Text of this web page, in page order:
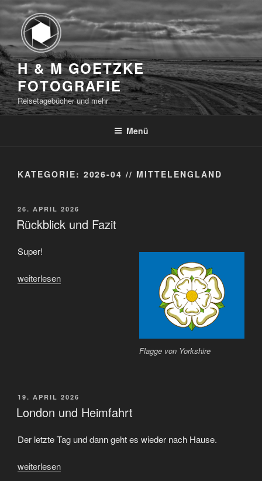
Zum
Inhalt
springen
H & M GOETZKE
FOTOGRAFIE
Reisetagebücher und mehr
Menü
KATEGORIE: 2026-04 // MITTELENGLAND
VERÖFFENTLICHT
AM
26. APRIL 2026
Rückblick und Fazit
Flagge von Yorkshire
Super!
„Rückblick
weiterlesen
VERÖFFENTLICHT
AM
19. APRIL 2026
London und Heimfahrt
Der letzte Tag und dann geht es wieder nach Hause.
„London
weiterlesen